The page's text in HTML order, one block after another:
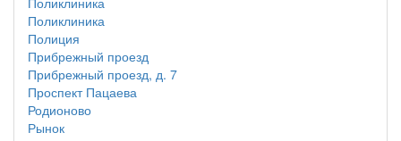
Поликлиника
Полиция
Прибрежный проезд
Прибрежный проезд, д. 7
Проспект Пацаева
Родионово
Рынок